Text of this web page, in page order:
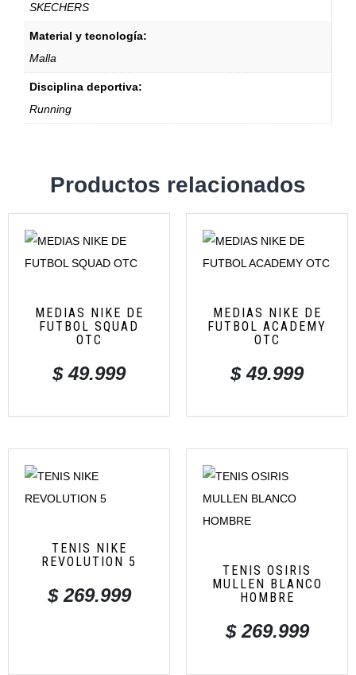
SKECHERS
Material y tecnología:
Malla
Disciplina deportiva:
Running
Productos relacionados
MEDIAS NIKE DE
FUTBOL SQUAD
OTC
$49.999
MEDIAS NIKE DE
FUTBOL ACADEMY
OTC
$49.999
TENIS NIKE
REVOLUTION 5
$269.999
TENIS OSIRIS
MULLEN BLANCO
HOMBRE
$269.999